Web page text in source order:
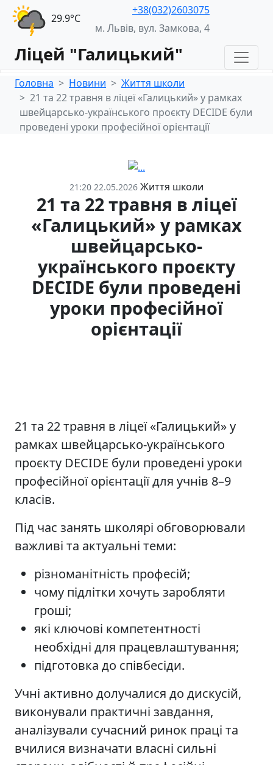
29.9°С
+38(032)2603075
м. Львів, вул. Замкова, 4
Ліцей "Галицький"
Головна Новини
Життя школи
21 та 22 травня в ліцеї «Галицький» у рамках
швейцарсько-українського проєкту DECIDE були
проведені уроки професійної орієнтації
21:20 22.05.2026 Життя школи
21 та 22 травня в ліцеї
«Галицький» у рамках
швейцарсько-
українського проєкту
DECIDE були проведені
уроки професійної
орієнтації
21 та 22 травня в ліцеї «Галицький» у
рамках швейцарсько-українського
проєкту DECIDE були проведені уроки
професійної орієнтації для учнів 8–9
класів.
Під час занять школярі обговорювали
важливі та актуальні теми:
різноманітність професій;
чому підлітки хочуть заробляти
гроші;
які ключові компетентності
необхідні для працевлаштування;
підготовка до співбесіди.
Учні активно долучалися до дискусій,
виконували практичні завдання,
аналізували сучасний ринок праці та
вчилися визначати власні сильні